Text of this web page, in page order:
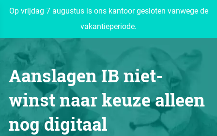
Op vrijdag 7 augustus is ons kantoor gesloten vanwege de
vakantieperiode.
Aanslagen IB niet-
winst naar keuze alleen
nog digitaal